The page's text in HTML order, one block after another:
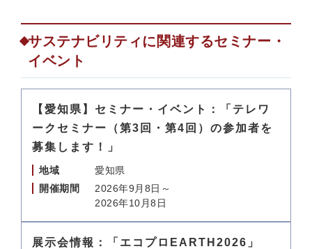
サステナビリティに関連するセミナー・
イベント
【愛知県】セミナー・イベント：「テレワ
ークセミナー（第3回・第4回）の参加者を
募集します！」
地域
愛知県
開催期間
2026年9月8日～
2026年10月8日
展示会情報：「エコプロEARTH2026」